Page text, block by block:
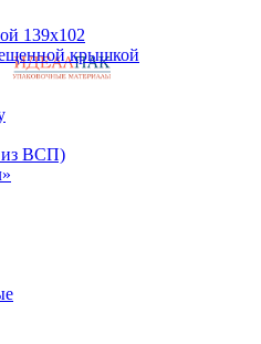
139х102
крышкой
из ВСП)